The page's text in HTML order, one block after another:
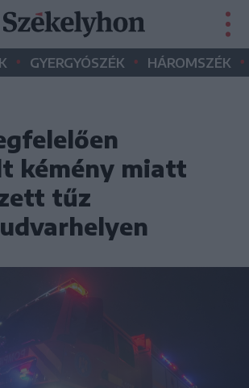
• GYERGYÓSZÉK • HÁROMSZÉK •
kémény miatt
tűz